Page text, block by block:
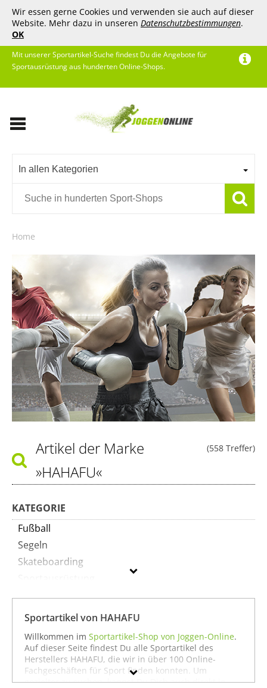
Wir essen gerne Cookies und verwenden sie auch auf dieser
Website. Mehr dazu in unseren Datenschutzbestimmungen.
OK
Mit unserer Sportartikel-Suche findest Du die Angebote für
Sportausrüstung aus hunderten Online-Shops.
In allen Kategorien
Home
(558 Treffer)
Artikel der Marke
»HAHAFU«
KATEGORIE
Fußball
Segeln
Skateboarding
Sportausstattung
HAHAFU
Geschlecht
Preis
Sportartikel von HAHAFU
Willkommen im Sportartikel-Shop von Joggen-Online.
Auf dieser Seite findest Du alle Sportartikel des
Herstellers HAHAFU, die wir in über 100 Online-
Fachgeschäften für Sport finden konnten. Um
gezielter zu suchen, kannst Du Dich auch direkt in